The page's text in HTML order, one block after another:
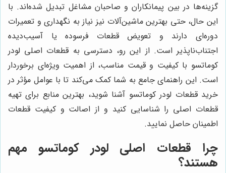
گزینه‌ها در بین پیمانکاران و صاحبان مشاغل تبدیل شده‌اند. با
این حال، حتی بهترین ماشین‌آلات نیز نیاز به نگهداری و تعمیرات
دوره‌ای دارند و تعویض قطعات فرسوده یا آسیب‌دیده
اجتناب‌ناپذیر است. از این رو، دسترسی به قطعات اصلی لودر
کوماتسو با کیفیت و قیمت مناسب، از اهمیت ویژه‌ای برخوردار
است. این راهنمای جامع به شما کمک می‌کند تا با عوامل مؤثر در
خرید قطعات لودر کوماتسو آشنا شوید، بهترین منابع برای تهیه
قطعات اصلی را شناسایی کنید و از اصالت و کیفیت قطعات
اطمینان حاصل نمایید.
چرا قطعات اصلی لودر کوماتسو مهم
هستند؟